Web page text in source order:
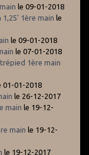
le 09-01-2018
1ère main le
le 09-01-2018
le 07-01-2018
1ère main
01-01-2018
le 26-12-2017
main le 19-12-
main le 19-12-
le 19-12-2017